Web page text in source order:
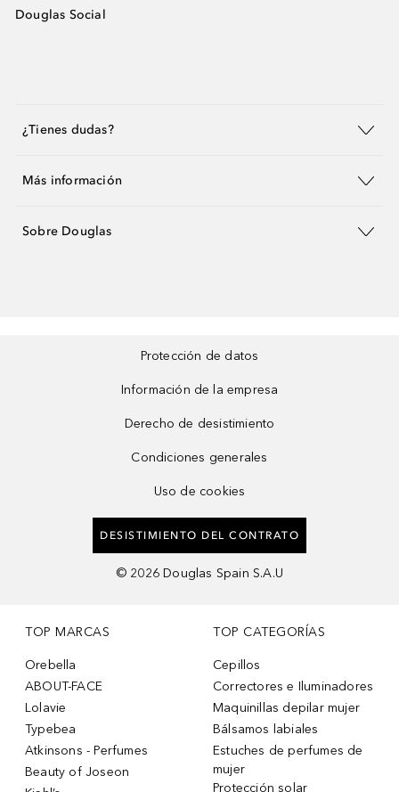
Douglas Social
¿Tienes dudas?
Más información
Sobre Douglas
Protección de datos
Información de la empresa
Derecho de desistimiento
Condiciones generales
Uso de cookies
DESISTIMIENTO DEL CONTRATO
© 2026 Douglas Spain S.A.U
TOP MARCAS
Orebella
ABOUT-FACE
Lolavie
Typebea
Atkinsons - Perfumes
Beauty of Joseon
TOP CATEGORÍAS
Cepillos
Correctores e Iluminadores
Maquinillas depilar mujer
Bálsamos labiales
Estuches de perfumes de
mujer
Protección solar